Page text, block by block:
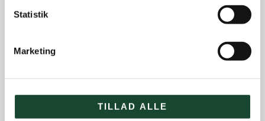
Statistik
Marketing
TILLAD ALLE
Hus- og restauration